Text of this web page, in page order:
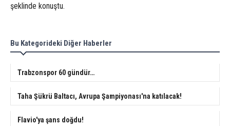
şeklinde konuştu.
Bu Kategorideki Diğer Haberler
Trabzonspor 60 gündür…
Taha Şükrü Baltacı, Avrupa Şampiyonası'na katılacak!
Flavio'ya şans doğdu!